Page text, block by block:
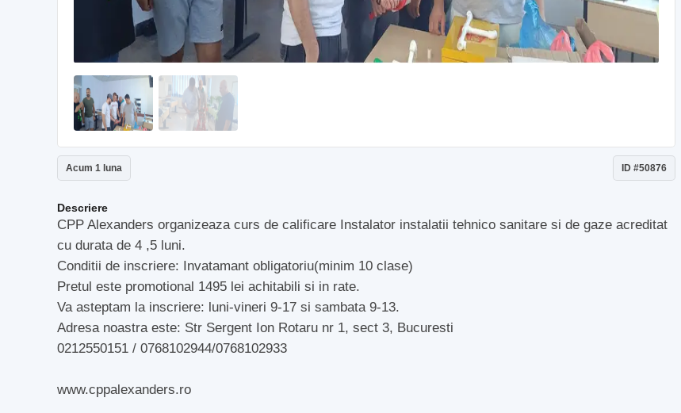
Acum 1 luna ID #50876
Descriere
CPP Alexanders organizeaza curs de calificare Instalator instalatii tehnico sanitare si de gaze acreditat
cu durata de 4 ,5 luni.
Conditii de inscriere: Invatamant obligatoriu(minim 10 clase)
Pretul este promotional 1495 lei achitabili si in rate.
Va asteptam la inscriere: luni-vineri 9-17 si sambata 9-13.
Adresa noastra este: Str Sergent Ion Rotaru nr 1, sect 3, Bucuresti
0212550151 / 0768102944/0768102933
www.cppalexanders.ro